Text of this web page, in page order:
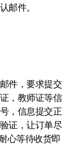
邮件。
件，要求提交
，教师证等信
，信息提交正
证，让订单尽
心等待收货即